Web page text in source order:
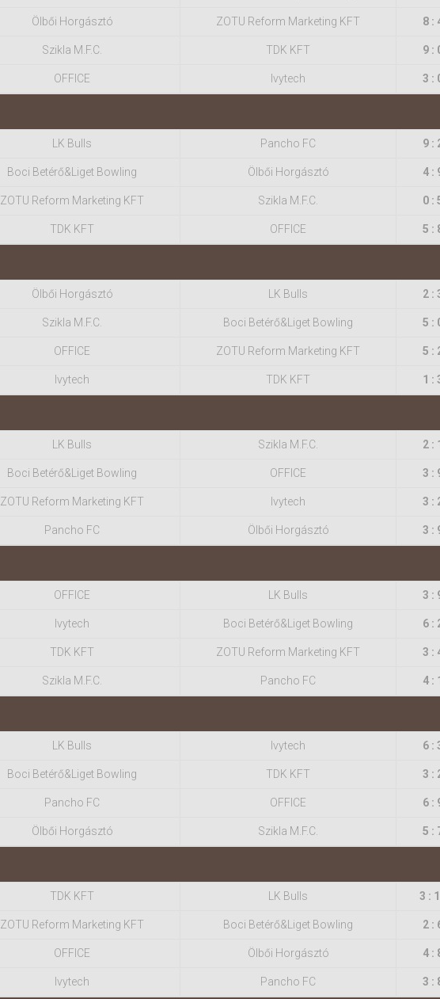
Ölbői Horgásztó ZOTU Reform Marketing KFT 8 :
Szikla M.F.C. TDK KFT 9 :
OFFICE Ivytech 3 :
LK Bulls Pancho FC 9 :
Boci Betérő&Liget Bowling Ölbői Horgásztó 4 :
ZOTU Reform Marketing KFT Szikla M.F.C. 0 :
TDK KFT OFFICE 5 :
Ölbői Horgásztó LK Bulls 2 :
Szikla M.F.C. Boci Betérő&Liget Bowling 5 :
OFFICE ZOTU Reform Marketing KFT 5 :
Ivytech TDK KFT 1 :
LK Bulls Szikla M.F.C. 2 : 1
Boci Betérő&Liget Bowling OFFICE 3 :
ZOTU Reform Marketing KFT Ivytech 3 :
Pancho FC Ölbői Horgásztó 3 :
OFFICE LK Bulls 3 :
Ivytech Boci Betérő&Liget Bowling 6 :
TDK KFT ZOTU Reform Marketing KFT 3 :
Szikla M.F.C. Pancho FC 4 : 1
LK Bulls Ivytech 6 :
Boci Betérő&Liget Bowling TDK KFT 3 :
Pancho FC OFFICE 6 :
Ölbői Horgásztó Szikla M.F.C. 5 :
TDK KFT LK Bulls 3 :
ZOTU Reform Marketing KFT Boci Betérő&Liget Bowling 2 :
OFFICE Ölbői Horgásztó 4 :
Ivytech Pancho FC 3 :